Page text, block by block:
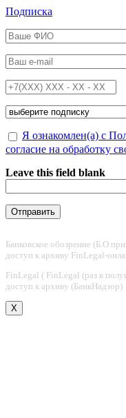
Перейти к основному
Подписка
ФИО*
Email*
Телефон*
Подписка на*
Обработка
Я ознакомлен(а) с
согласие на обработку
Leave this field blank
Банковское обозрение (Б.О
доступ к архиву FinLegal-
FinLegal ( FinLegal (раз в
доступ к архиву (БанкНадзор)
X